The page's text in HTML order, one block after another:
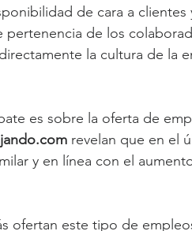
de cara a clientes
de los
la cultura de la
es sobre la oferta de
revelan que en el
y en línea con el
ofertan este tipo de